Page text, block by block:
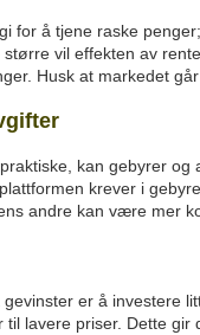
for å tjene raske
vil effekten av
Husk at markedet
kan gebyrer
krever i
andre kan være mer
er å investere
lavere priser. Dette